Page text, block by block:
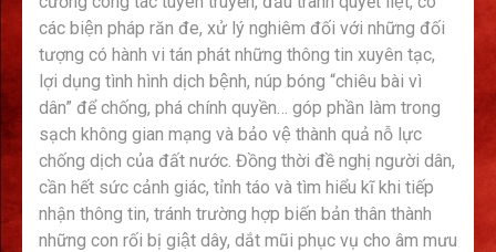
các biện pháp răn đe, xử lý nghiêm đối với những đối
tượng có hành vi tán phát những thông tin xuyên tạc,
lợi dụng tình hình dịch bệnh, núp bóng “chiêu bài vì
dân” để chống, phá chính quyền… góp phần làm trong
sạch không gian mạng và bảo vệ thành quả nỗ lực
chống dịch của đất nước. Đồng thời đề nghị người dân,
cần hết sức cảnh giác, tỉnh táo và tìm hiểu kĩ khi tiếp
nhận thông tin, tránh trường hợp biến bản thân thành
những con rối bị giật dây, dắt mũi phục vụ cho âm mưu